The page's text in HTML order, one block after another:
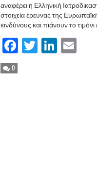
αναφέρει η Ελληνική
στοιχεία έρευνας της
κινδύνους και πιάνουν το
Facebook
Twitter
0